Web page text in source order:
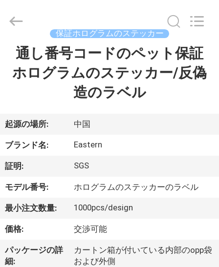
ダ
ク
ト
私
に
つ
2017
(Xiamen)
Rights
保証ホログラムのステッカー
通し番号コードのペット保証
ホログラムのステッカー/反偽
造のラベル
起源の場所: 中国
ブランド名: Eastern
証明: SGS
モデル番号: ホログラムのステッカーのラベル
最小注文数量: 1000pcs/design
価格: 交渉可能
パッケージの詳
細:
カートン箱が付いている内部のopp袋
および外側